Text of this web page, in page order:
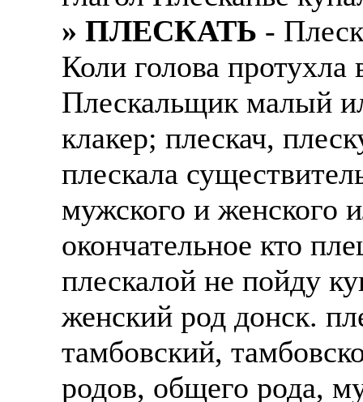
» ПЛЕСКАТЬ -
Коли голова
Плескальщик малый
клакер; плескач,
плескала
мужского и женского
окончательное кто
плескалой не пойду
женский род донск.
тамбовский,
родов, общего рода,